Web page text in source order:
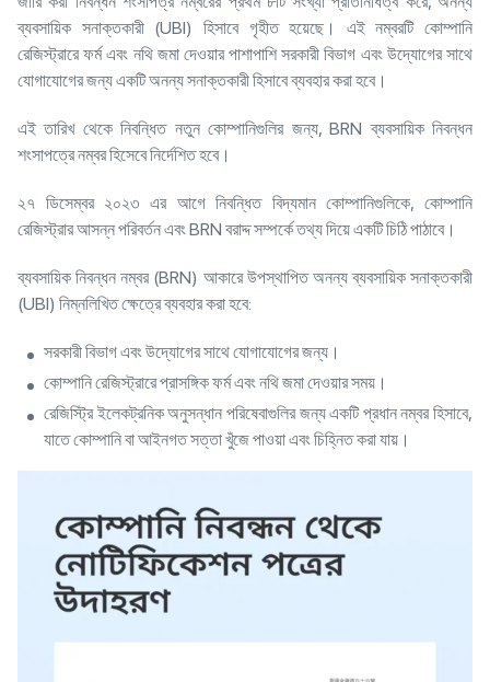
ব্যবসায়িক সনাক্তকারী (UBI) হিসাবে গৃহীত হয়েছে। এই নম্বরটি কোম্পানি
রেজিস্ট্রারে ফর্ম এবং নথি জমা দেওয়ার পাশাপাশি সরকারী বিভাগ এবং উদ্যোগের সাথে
যোগাযোগের জন্য একটি অনন্য সনাক্তকারী হিসাবে ব্যবহার করা হবে।
এই তারিখ থেকে নিবন্ধিত নতুন কোম্পানিগুলির জন্য, BRN ব্যবসায়িক নিবন্ধন
শংসাপত্রে নম্বর হিসেবে নির্দেশিত হবে।
২৭ ডিসেম্বর ২০২৩ এর আগে নিবন্ধিত বিদ্যমান কোম্পানিগুলিকে, কোম্পানি
রেজিস্ট্রার আসন্ন পরিবর্তন এবং BRN বরাদ্দ সম্পর্কে তথ্য দিয়ে একটি চিঠি পাঠাবে।
ব্যবসায়িক নিবন্ধন নম্বর (BRN) আকারে উপস্থাপিত অনন্য ব্যবসায়িক সনাক্তকারী
(UBI) নিম্নলিখিত ক্ষেত্রে ব্যবহার করা হবে:
সরকারী বিভাগ এবং উদ্যোগের সাথে যোগাযোগের জন্য।
কোম্পানি রেজিস্ট্রারে প্রাসঙ্গিক ফর্ম এবং নথি জমা দেওয়ার সময়।
রেজিস্ট্রি ইলেকট্রনিক অনুসন্ধান পরিষেবাগুলির জন্য একটি প্রধান নম্বর হিসাবে,
যাতে কোম্পানি বা আইনগত সত্তা খুঁজে পাওয়া এবং চিহ্নিত করা যায়।